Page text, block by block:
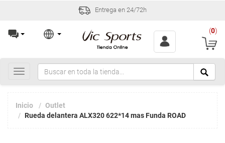
Entrega en 24/72h
(0)
Toggle
navigation
Inicio
Outlet
Rueda delantera ALX320 622*14 mas Funda ROAD